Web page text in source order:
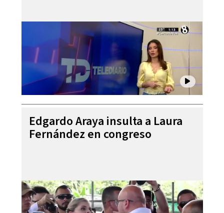
Edgardo Araya insulta a Laura
Fernández en congreso